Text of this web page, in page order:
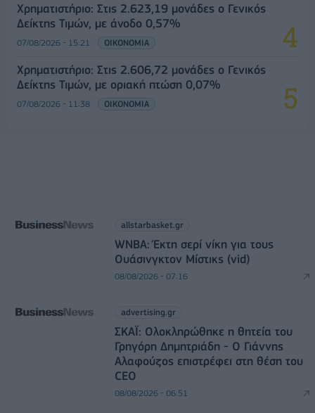
Χρηματιστήριο: Στις 2.623,19 μονάδες ο Γενικός
Δείκτης Τιμών, με άνοδο 0,57%
07/08/2026 - 15:21 ΟΙΚΟΝΟΜΙΑ
Χρηματιστήριο: Στις 2.606,72 μονάδες ο Γενικός
Δείκτης Τιμών, με οριακή πτώση 0,07%
07/08/2026 - 11:38 ΟΙΚΟΝΟΜΙΑ
allstarbasket.gr
WNBA: Έκτη σερί νίκη για τους
Ουάσινγκτον Μίστικς (vid)
08/08/2026 - 07:16
advertising.gr
ΣΚΑΪ: Ολοκληρώθηκε η θητεία του
Γρηγόρη Δημητριάδη - Ο Γιάννης
Αλαφούζος επιστρέφει στη θέση του
CEO
08/08/2026 - 06:51